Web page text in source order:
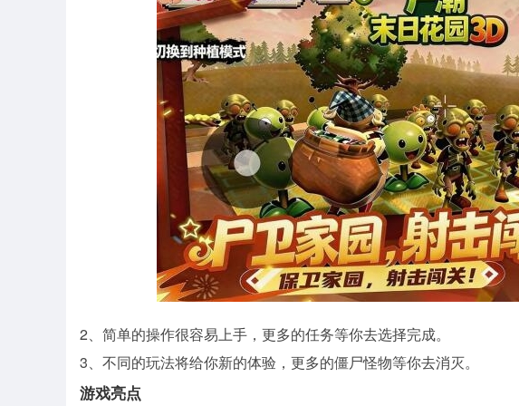
2、简单的操作很容易上手，更多的任务等你去选择完成。
3、不同的玩法将给你新的体验，更多的僵尸怪物等你去消灭。
游戏亮点